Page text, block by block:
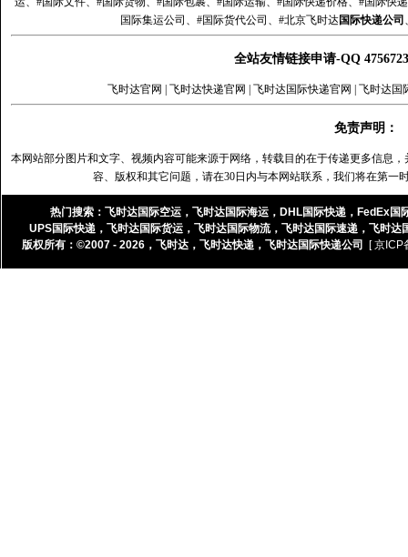
国际集运公司、#国际货代公司、#北京飞时达国际快递公司
全站友情链接申请-QQ
飞时达官网 飞时达快递官网 飞时达国际快递官网 飞时达国
免责声明：
本网站部分图片和文字、视频内容可能来源于网络，转载目的在于传递更多信息
容、版权和其它问题，请在30日内与本网站联系，我们将在第一
热门搜索： 飞时达国际空运 ， 飞时达国际海运 ， DHL国际快递 ， FedEx国
UPS国际快递 ， 飞时达国际货运 ， 飞时达国际物流， 飞时达国际速递 ， 飞时达
版权所有：©2007 - 2026， 飞时达， 飞时达快递， 飞时达国际快递公司 [ 京ICP